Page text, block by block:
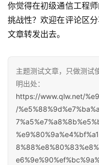
你觉得在初级通信工程
挑战性？欢迎在评论区
文章转发出去。
主题测试文章，只做测试
明出处：
https://www.qlw.net/
/